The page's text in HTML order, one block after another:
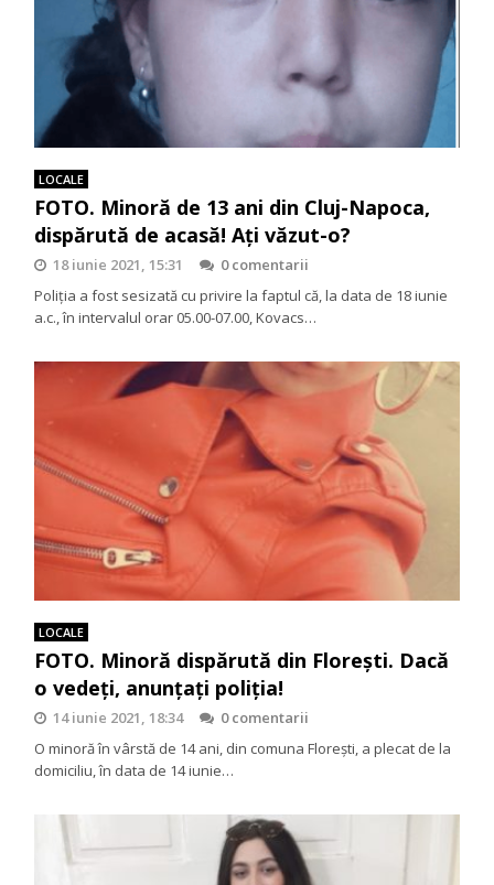
LOCALE
FOTO. Minoră de 13 ani din Cluj-Napoca,
dispărută de acasă! Ați văzut-o?
18 iunie 2021, 15:31
0 comentarii
Poliţia a fost sesizată cu privire la faptul că, la data de 18 iunie
a.c., în intervalul orar 05.00-07.00, Kovacs…
LOCALE
FOTO. Minoră dispărută din Florești. Dacă
o vedeți, anunțați poliția!
14 iunie 2021, 18:34
0 comentarii
O minoră în vârstă de 14 ani, din comuna Florești, a plecat de la
domiciliu, în data de 14 iunie…